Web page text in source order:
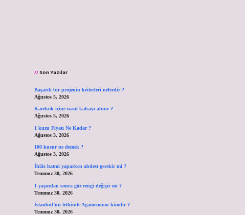
Son Yazılar
Başarılı bir projenin kriterleri nelerdir ?
Ağustos 5, 2026
Karekök içine nasıl katsayı alınır ?
Ağustos 5, 2026
1 kuzu Fiyatı Ne Kadar ?
Ağustos 3, 2026
100 kusur ne demek ?
Ağustos 3, 2026
İhlâs hatmi yaparken abdest gerekir mi ?
Temmuz 30, 2026
1 yaşından sonra göz rengi değişir mi ?
Temmuz 30, 2026
İstanbul’un fethinde Agamemnon kimdir ?
Temmuz 30, 2026